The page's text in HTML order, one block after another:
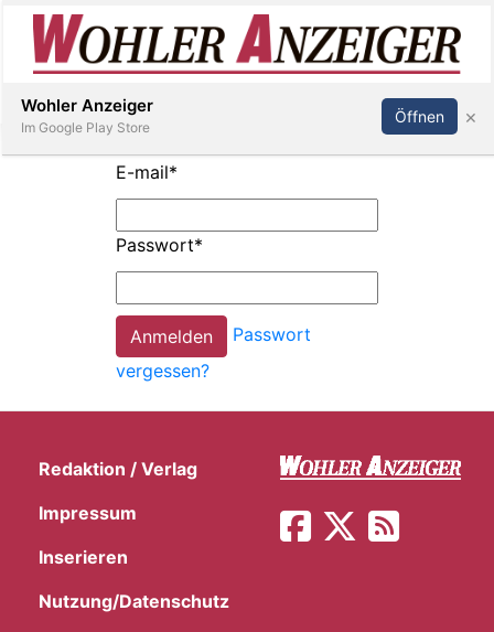
E-
App
Inserieren Abonnieren Anmelden
E-mail*
Passwort*
Passwort
vergessen?
Redaktion / Verlag
Impressum
Inserieren
Nutzung/Datenschutz
Wohler Anzeiger
Im Google Play Store
Öffnen ×